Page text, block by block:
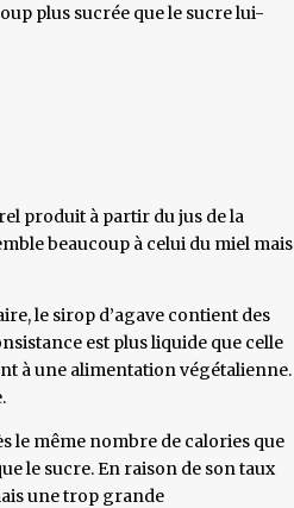
plus sucrée que le sucre lui-
produit à partir du jus de la
beaucoup à celui du miel mais
le sirop d’agave contient des
est plus liquide que celle
à une alimentation végétalienne.
le même nombre de calories que
le sucre. En raison de son taux
une trop grande